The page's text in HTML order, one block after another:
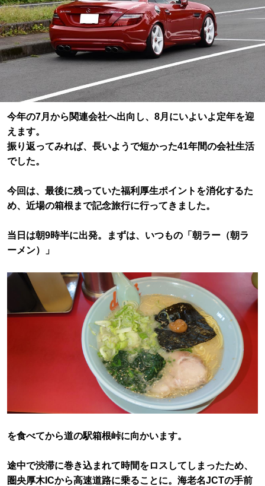
今年の7月から関連会社へ出向し、8月にいよいよ定年を迎
えます。
振り返ってみれば、長いようで短かった41年間の会社生活
でした。
今回は、最後に残っていた福利厚生ポイントを消化するた
め、近場の箱根まで記念旅行に行ってきました。
当日は朝9時半に出発。まずは、いつもの「朝ラー（朝ラ
ーメン）」
を食べてから道の駅箱根峠に向かいます。
途中で渋滞に巻き込まれて時間をロスしてしまったため、
圏央厚木ICから高速道路に乗ることに。海老名JCTの手前